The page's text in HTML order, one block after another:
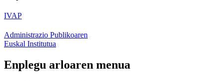
IVAP
Administrazio Publikoaren
Euskal Institutua
Enplegu arloaren menua